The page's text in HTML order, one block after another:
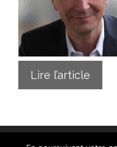
Lire l’article